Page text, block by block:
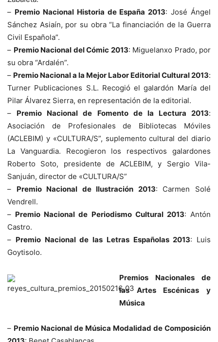
– Premio Nacional Historia de España 2013: José Ángel
Sánchez Asiaín, por su obra “La financiación de la Guerra
Civil Española”.
– Premio Nacional del Cómic 2013: Miguelanxo Prado, por
su obra “Ardalén”.
– Premio Nacional a la Mejor Labor Editorial Cultural 2013:
Turner Publicaciones S.L. Recogió el galardón María del
Pilar Álvarez Sierra, en representación de la editorial.
– Premio Nacional de Fomento de la Lectura 2013:
Asociación de Profesionales de Bibliotecas Móviles
(ACLEBIM) y «CULTURA/S”, suplemento cultural del diario
La Vanguardia. Recogieron los respectivos galardones
Roberto Soto, presidente de ACLEBIM, y Sergio Vila-
Sanjuán, director de «CULTURA/S”
– Premio Nacional de Ilustración 2013: Carmen Solé
Vendrell.
– Premio Nacional de Periodismo Cultural 2013: Antón
Castro.
– Premio Nacional de las Letras Españolas 2013: Luis
Goytisolo.
Premios Nacionales de
las Artes Escénicas y
Música
– Premio Nacional de Música Modalidad de Composición